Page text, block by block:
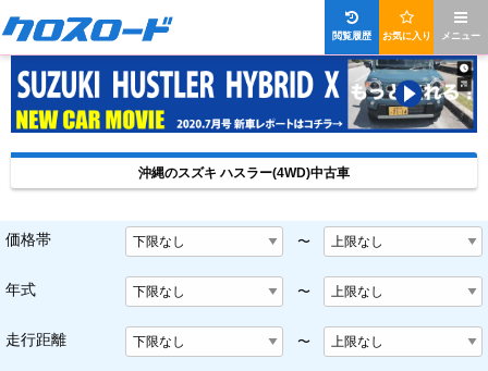
メニュー
お気に入り
閲覧履歴
沖縄のスズキ ハスラー(4WD)中古車
価格帯 〜
年式 〜
走行距離 〜